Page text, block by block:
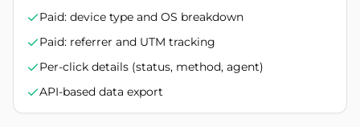
Paid: device type and OS breakdown
Paid: referrer and UTM tracking
Per-click details (status, method, agent)
API-based data export